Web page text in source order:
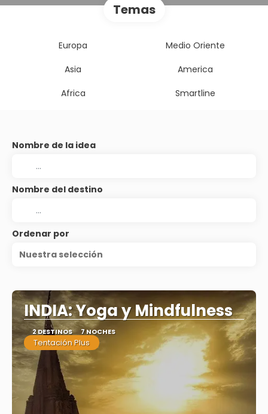
Temas
Europa
Medio Oriente
Asia
America
Africa
Smartline
Nombre de la idea
Nombre del destino
Ordenar por
Nuestra selección
INDIA: Yoga y Mindfulness
2 DESTINOS 7 NOCHES
Tentación Plus